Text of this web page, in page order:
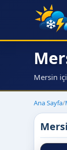
Mersin
Ana Sayfa/